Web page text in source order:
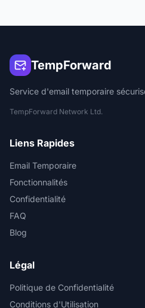
TempForward
Service d'email temporaire
TempForward Network Ltd.
Liens Rapides
Email Temporaire
Fonctionnalités
Confidentialité
FAQ
Blog
Légal
Politique de Confidentialité
Conditions d'Utilisation